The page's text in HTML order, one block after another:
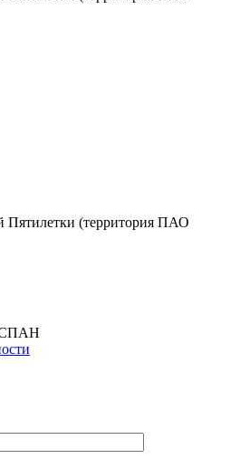
Пятилетки (территория ПАО